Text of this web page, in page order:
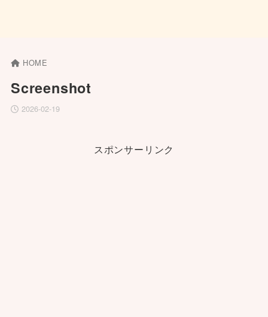
HOME
Screenshot
2026-02-19
スポンサーリンク